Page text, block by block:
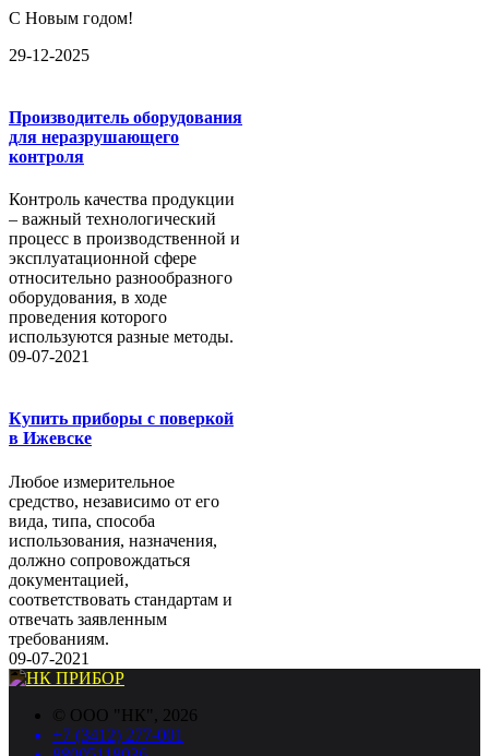
С Новым годом!
29-12-2025
Производитель оборудования
для неразрушающего
контроля
Контроль качества продукции
– важный технологический
процесс в производственной и
эксплуатационной сфере
относительно разнообразного
оборудования, в ходе
проведения которого
используются разные методы.
09-07-2021
Купить приборы с поверкой
в Ижевске
Любое измерительное
средство, независимо от его
вида, типа, способа
использования, назначения,
должно сопровождаться
документацией,
соответствовать стандартам и
отвечать заявленным
требованиям.
09-07-2021
© ООО "НК", 2026
+7 (3412) 277-001